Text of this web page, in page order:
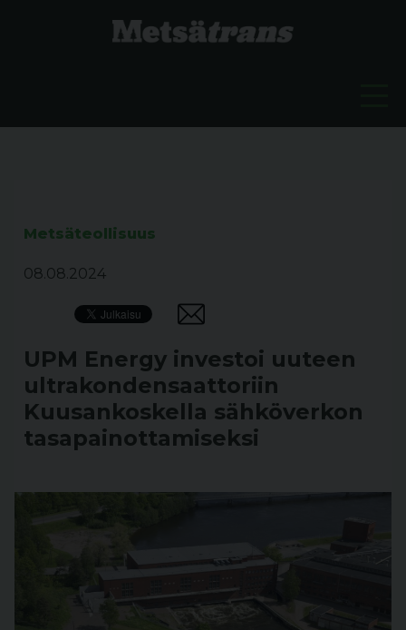
Metsäteollisuus
08.08.2024
UPM Energy investoi uuteen
ultrakondensaattoriin
Kuusankoskella sähköverkon
tasapainottamiseksi